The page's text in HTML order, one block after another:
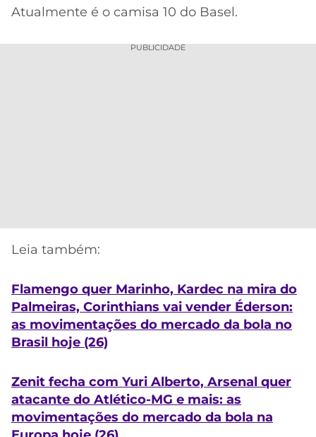
Atualmente é o camisa 10 do Basel.
PUBLICIDADE
Leia também:
Flamengo quer Marinho, Kardec na mira do
Palmeiras, Corinthians vai vender Éderson:
as movimentações do mercado da bola no
Brasil hoje (26)
Zenit fecha com Yuri Alberto, Arsenal quer
atacante do Atlético-MG e mais: as
movimentações do mercado da bola na